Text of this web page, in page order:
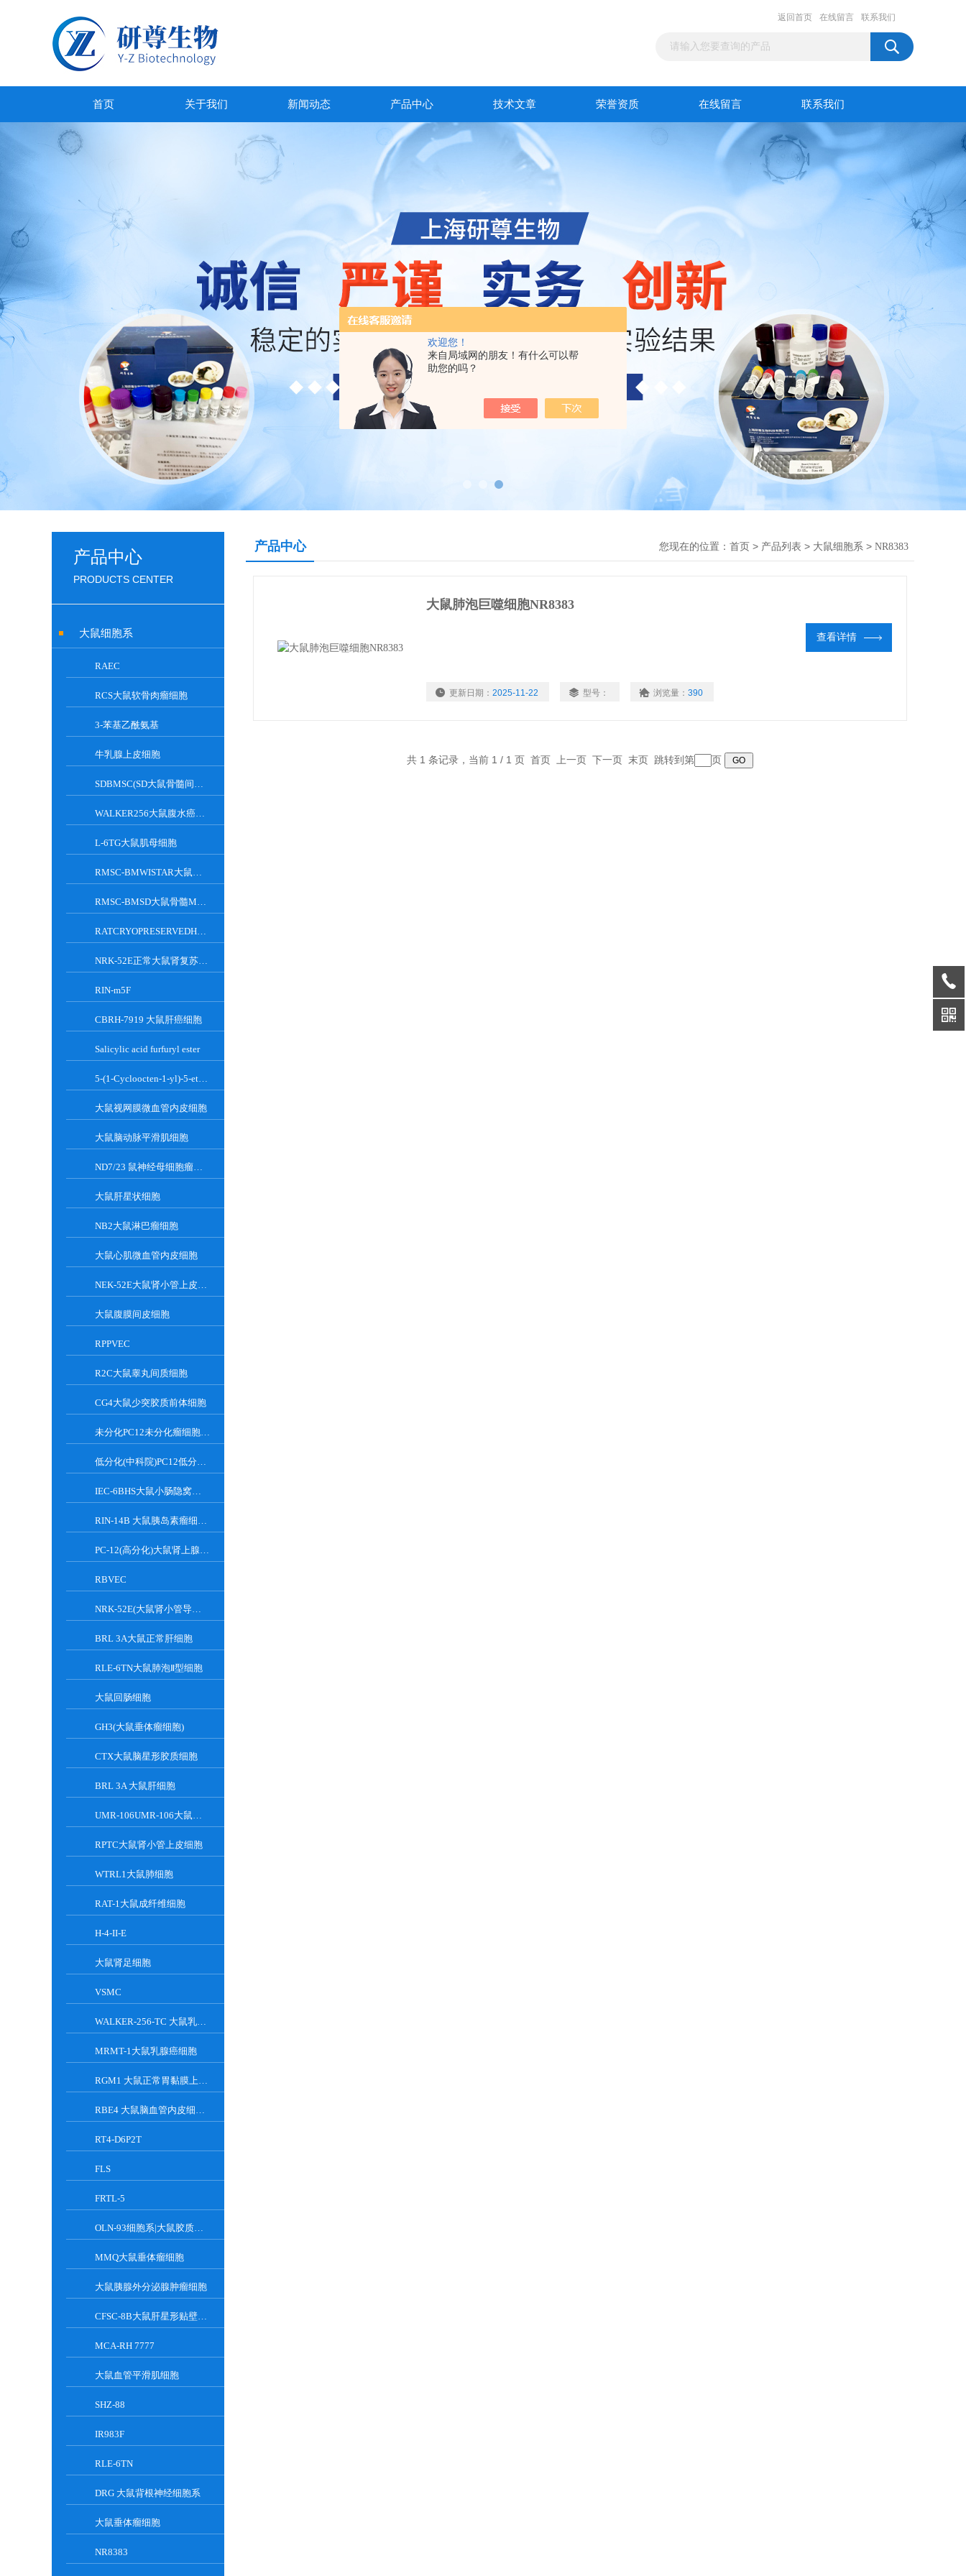
欢迎您！
来自局域网的朋友！有什么可以帮
助您的吗？
返回首页 在线留言 联系我们
首页 关于我们 新闻动态 产品中心 技术文章 荣誉资质 在线留言 联系我们
产品中心
PRODUCTS CENTER
大鼠细胞系
RAEC
RCS大鼠软骨肉瘤细胞
3-苯基乙酰氨基
牛乳腺上皮细胞
SDBMSC(SD大鼠骨髓间充质干细胞)
WALKER256大鼠腹水癌细胞
L-6TG大鼠肌母细胞
RMSC-BMWISTAR大鼠骨髓MSC细胞
RMSC-BMSD大鼠骨髓MSC细胞
RATCRYOPRESERVEDHEPATOCYTES大鼠肝脏实质细胞
NRK-52E正常大鼠肾复苏细胞(附STR鉴定报告)
RIN-m5F
CBRH-7919 大鼠肝癌细胞
Salicylic acid furfuryl ester
5-(1-Cycloocten-1-yl)-5-ethylbarbituric acid
大鼠视网膜微血管内皮细胞
大鼠脑动脉平滑肌细胞
ND7/23 鼠神经母细胞瘤细胞系
大鼠肝星状细胞
NB2大鼠淋巴瘤细胞
大鼠心肌微血管内皮细胞
NEK-52E大鼠肾小管上皮细胞
大鼠腹膜间皮细胞
RPPVEC
R2C大鼠睾丸间质细胞
CG4大鼠少突胶质前体细胞
未分化PC12未分化瘤细胞大鼠肾上腺嗜铬细胞
低分化(中科院)PC12低分化(中科院)瘤细胞大鼠肾上腺嗜铬细胞
IEC-6BHS大鼠小肠隐窝上皮细胞
RIN-14B 大鼠胰岛素瘤细胞系
PC-12(高分化)大鼠肾上腺嗜铬细胞瘤细胞(高分化)
RBVEC
NRK-52E(大鼠肾小管导管上皮细胞)
BRL 3A大鼠正常肝细胞
RLE-6TN大鼠肺泡Ⅱ型细胞
大鼠回肠细胞
GH3(大鼠垂体瘤细胞)
CTX大鼠脑星形胶质细胞
BRL 3A 大鼠肝细胞
UMR-106UMR-106大鼠骨肉瘤细胞
RPTC大鼠肾小管上皮细胞
WTRL1大鼠肺细胞
RAT-1大鼠成纤维细胞
H-4-II-E
大鼠肾足细胞
VSMC
WALKER-256-TC 大鼠乳腺癌细胞系
MRMT-1大鼠乳腺癌细胞
RGM1 大鼠正常胃黏膜上皮细胞系
RBE4 大鼠脑血管内皮细胞系
RT4-D6P2T
FLS
FRTL-5
OLN-93细胞系|大鼠胶质细胞
MMQ大鼠垂体瘤细胞
大鼠胰腺外分泌腺肿瘤细胞
CFSC-8B大鼠肝星形贴壁细胞系
MCA-RH 7777
大鼠血管平滑肌细胞
SHZ-88
IR983F
RLE-6TN
DRG 大鼠背根神经细胞系
大鼠垂体瘤细胞
NR8383
产品中心 您现在的位置： 首页 > 产品列表 > 大鼠细胞系 > NR8383
大鼠肺泡巨噬细胞NR8383
更新日期： 2025-11-22 型号： 浏览量： 390
查看详情
共 1 条记录，当前 1 / 1 页 首页 上一页 下一页 末页 跳转到第 页